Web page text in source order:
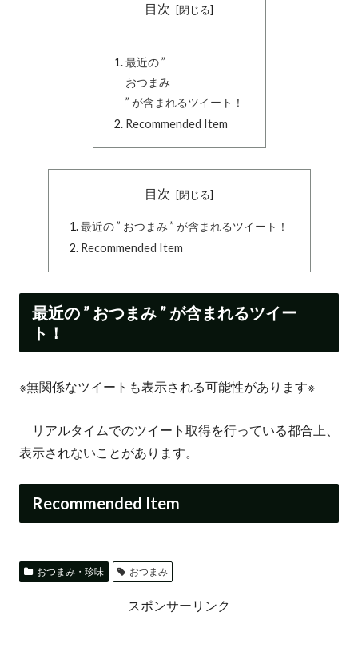
目次
最近の ”
おつまみ
” が含まれるツイート！
Recommended Item
目次
最近の ” おつまみ ” が含まれるツイート！
Recommended Item
最近の ” おつまみ ” が含まれるツイー
ト！
※無関係なツイートも表示される可能性があります※
リアルタイムでのツイート取得を行っている都合上、
表示されないことがあります。
Recommended Item
おつまみ・珍味 おつまみ
スポンサーリンク